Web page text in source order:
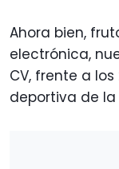
Ahora bien,
electrónica,
CV, frente a
deportiva de